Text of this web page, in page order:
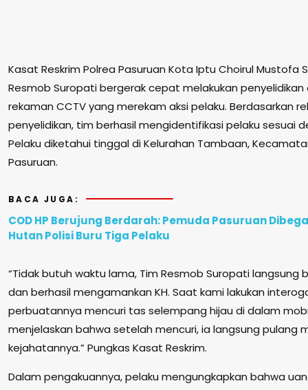
Kasat Reskrim Polrea Pasuruan Kota Iptu Choirul Mustofa
Resmob Suropati bergerak cepat melakukan
rekaman CCTV yang merekam aksi pelaku. Berdasarkan
penyelidikan, tim berhasil mengidentifikasi pelaku sesuai
Pelaku diketahui tinggal di Kelurahan Tambaan,
Pasuruan.
BACA JUGA:
COD HP Berujung Berdarah: Pemuda Pasuruan
Hutan Polisi Buru Tiga Pelaku
“Tidak butuh waktu lama, Tim Resmob Suropati langsung
dan berhasil mengamankan KH. Saat kami lakukan
perbuatannya mencuri tas selempang hijau di dalam
menjelaskan bahwa setelah mencuri, ia langsung pulang
kejahatannya.” Pungkas Kasat Reskrim.
Dalam pengakuannya, pelaku mengungkapkan bahwa